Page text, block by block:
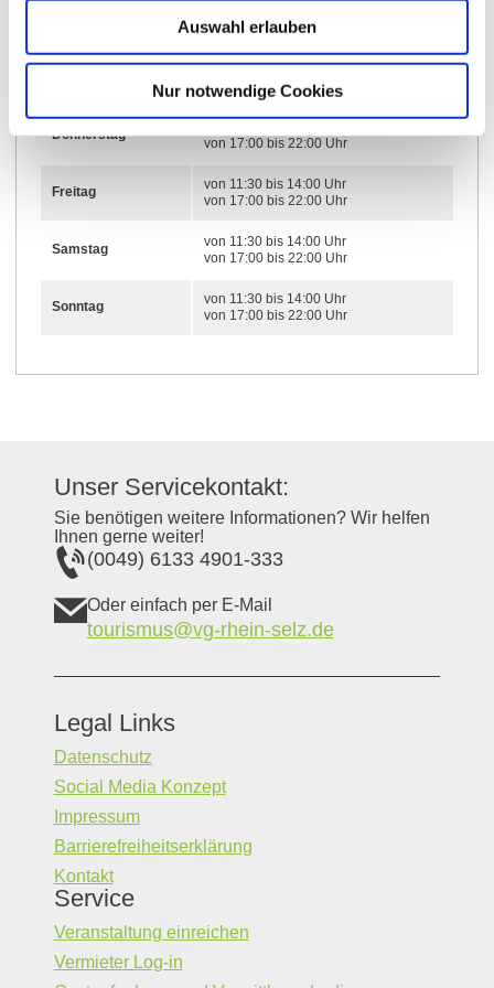
Auswahl erlauben
Nur notwendige Cookies
von 17:00 bis 22:00 Uhr
von 11:30 bis 14:00 Uhr
von 17:00 bis 22:00 Uhr
Donnerstag
von 17:00 bis 22:00 Uhr
Freitag
von 11:30 bis 14:00 Uhr
von 17:00 bis 22:00 Uhr
Samstag
von 11:30 bis 14:00 Uhr
von 17:00 bis 22:00 Uhr
Sonntag
von 11:30 bis 14:00 Uhr
von 17:00 bis 22:00 Uhr
Unser Servicekontakt:
Sie benötigen weitere Informationen? Wir helfen
Ihnen gerne weiter!
(0049) 6133 4901-333
Oder einfach per E-Mail
tourismus@vg-rhein-selz.de
Legal Links
Datenschutz
Social Media Konzept
Impressum
Barrierefreiheitserklärung
Kontakt
Service
Veranstaltung einreichen
Vermieter Log-in